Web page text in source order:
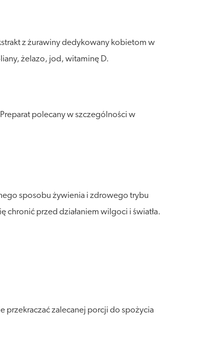
z żurawiny dedykowany kobietom w
żelazo, jod, witaminę D.
polecany w szczególności w
sposobu żywienia i zdrowego trybu
przed działaniem wilgoci i światła.
przekraczać zalecanej porcji do spożycia